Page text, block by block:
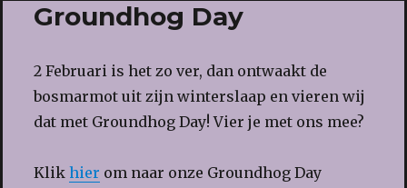
Groundhog Day
2 Februari is het zo ver, dan ontwaakt de
bosmarmot uit zijn winterslaap en vieren wij
dat met Groundhog Day! Vier je met ons mee?
Klik hier om naar onze Groundhog Day